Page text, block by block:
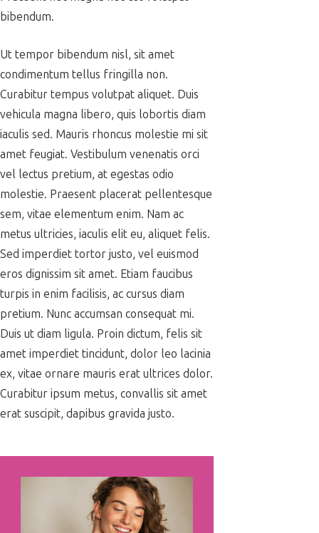
bibendum.
Ut tempor bibendum nisl, sit amet
condimentum tellus fringilla non.
Curabitur tempus volutpat aliquet. Duis
vehicula magna libero, quis lobortis diam
iaculis sed. Mauris rhoncus molestie mi sit
amet feugiat. Vestibulum venenatis orci
vel lectus pretium, at egestas odio
molestie. Praesent placerat pellentesque
sem, vitae elementum enim. Nam ac
metus ultricies, iaculis elit eu, aliquet felis.
Sed imperdiet tortor justo, vel euismod
eros dignissim sit amet. Etiam faucibus
turpis in enim facilisis, ac cursus diam
pretium. Nunc accumsan consequat mi.
Duis ut diam ligula. Proin dictum, felis sit
amet imperdiet tincidunt, dolor leo lacinia
ex, vitae ornare mauris erat ultrices dolor.
Curabitur ipsum metus, convallis sit amet
erat suscipit, dapibus gravida justo.